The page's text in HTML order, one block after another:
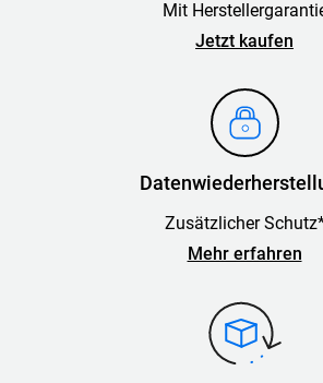
Mit
Jetzt kaufen
Zusätzlicher
Mehr erfahren